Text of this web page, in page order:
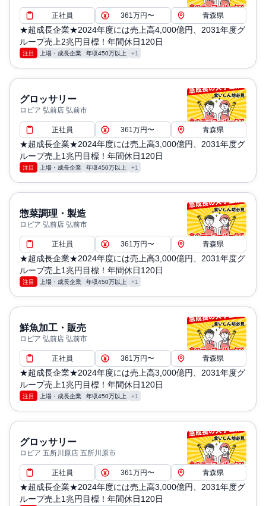
正社員 361万円〜 青森県
★超成長企業★2024年度には売上高4,000億円、2031年度グ
ループ売上2兆円目標！年間休日120日
注目 上場・成長企業 年収450万以上 +1
グロッサリー
ロピア 弘前店 弘前市
正社員 361万円〜 青森県
★超成長企業★2024年度には売上高3,000億円、2031年度グ
ループ売上1兆円目標！年間休日120日
注目 上場・成長企業 年収450万以上 +1
惣菜調理・製造
ロピア 弘前店 弘前市
正社員 361万円〜 青森県
★超成長企業★2024年度には売上高3,000億円、2031年度グ
ループ売上1兆円目標！年間休日120日
注目 上場・成長企業 年収450万以上 +1
鮮魚加工・販売
ロピア 弘前店 弘前市
正社員 361万円〜 青森県
★超成長企業★2024年度には売上高3,000億円、2031年度グ
ループ売上1兆円目標！年間休日120日
注目 上場・成長企業 年収450万以上 +1
グロッサリー
ロピア 五所川原店 五所川原市
正社員 361万円〜 青森県
★超成長企業★2024年度には売上高3,000億円、2031年度グ
ループ売上1兆円目標！年間休日120日